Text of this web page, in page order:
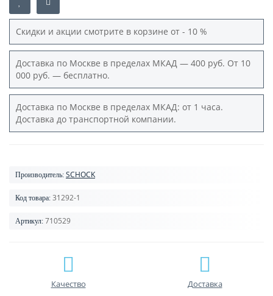
Скидки и акции смотрите в корзине от - 10 %
Доставка по Москве в пределах МКАД — 400 руб. От 10
000 руб. — бесплатно.
Доставка по Москве в пределах МКАД: от 1 часа.
Доставка до транспортной компании.
Производитель: SCHOCK
Код товара: 31292-1
Артикул: 710529
Качество Доставка